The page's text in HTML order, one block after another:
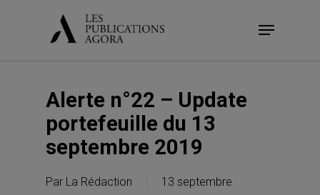
Menu
Alerte n°22 – Update
portefeuille du 13
septembre 2019
Par La Rédaction
13 septembre